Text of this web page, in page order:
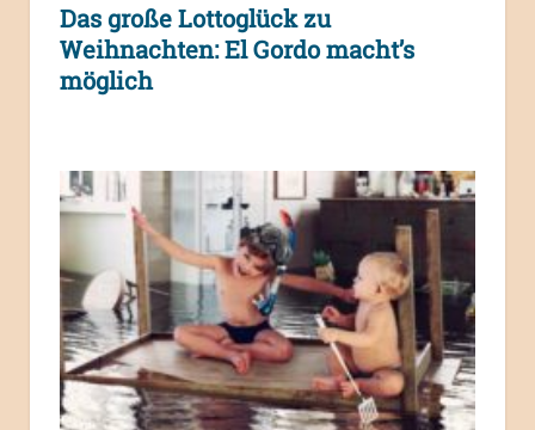
Das große Lottoglück zu
Weihnachten: El Gordo macht’s
möglich